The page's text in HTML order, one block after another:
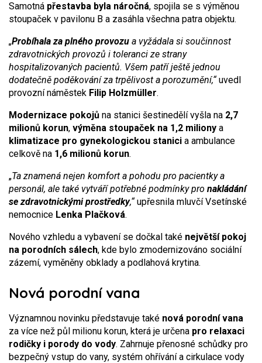
Samotná přestavba byla náročná, spojila se s výměnou
stoupaček v pavilonu B a zasáhla všechna patra objektu.
„Probíhala za plného provozu a vyžádala si součinnost
zdravotnických provozů i toleranci ze strany
hospitalizovaných pacientů. Všem patří ještě jednou
dodatečně poděkování za trpělivost a porozumění,“uvedl
provozní náměstek Filip Holzmüller.
Modernizace pokojů na stanici šestinedělí vyšla na 2,7
milionů korun, výměna stoupaček na 1,2 miliony a
klimatizace pro gynekologickou stanici a ambulance
celkově na 1,6 milionů korun.
„Ta znamená nejen komfort a pohodu pro pacientky a
personál, ale také vytváří potřebné podmínky pro nakládání
se zdravotnickými prostředky,“upřesnila mluvčí Vsetínské
nemocnice Lenka Plačková.
Nového vzhledu a vybavení se dočkal také největší pokoj
na porodních sálech, kde bylo zmodernizováno sociální
zázemí, vyměněny obklady a podlahová krytina.
Nová porodní vana
Významnou novinku představuje také nová porodní vana
za více než půl milionu korun, která je určena pro relaxaci
rodičky i porody do vody. Zahrnuje přenosné schůdky pro
bezpečný vstup do vany, systém ohřívání a cirkulace vody